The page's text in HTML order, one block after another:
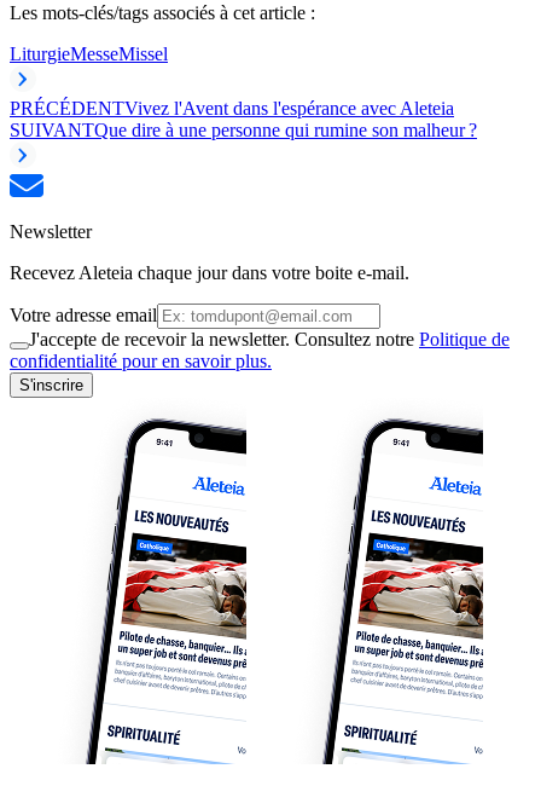
Les mots-clés/tags associés à cet article :
LiturgieMesseMissel
PRÉCÉDENTVivez l'Avent dans l'espérance avec Aleteia
SUIVANTQue dire à une personne qui rumine son malheur ?
Newsletter
Recevez Aleteia chaque jour dans votre boite e-mail.
Votre adresse email
J'accepte de recevoir la newsletter. Consultez notre Politique de
confidentialité pour en savoir plus.
S'inscrire